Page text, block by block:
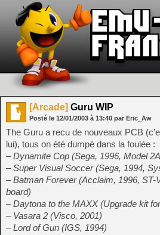
[Arcade] Guru WIP
Posté le 12/01/2003 à 13:40 par Eric_Aw
The Guru a recu de nouveaux PCB
lui), tous on été dumpé dans la foulée :
– Dynamite Cop (Sega, 1996, Model
– Super Visual Soccer (Sega, 1994,
– Batman Forever (Acclaim, 1996, ST-
board)
– Daytona to the MAXX (Upgrade kit
– Vasara 2 (Visco, 2001)
– Lord of Gun (IGS, 1994)